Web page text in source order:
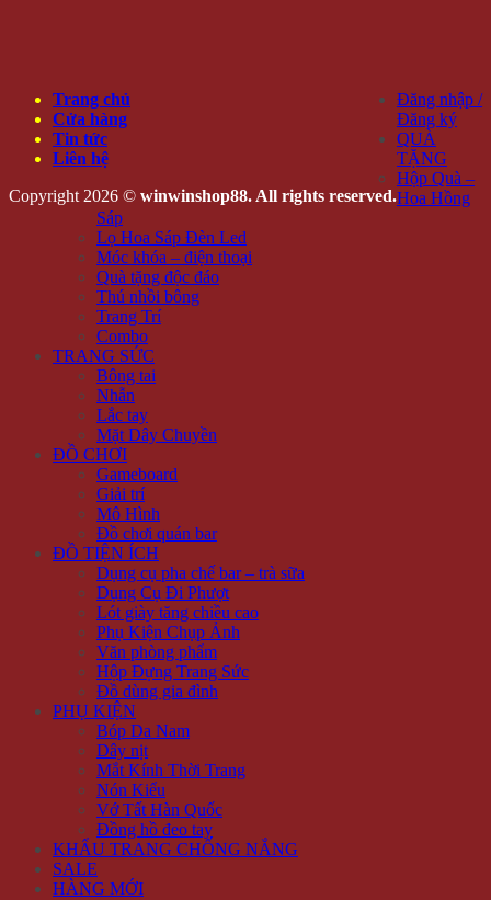
Trang chủ
Cửa hàng
Tin tức
Liên hệ
Copyright 2026 © winwinshop88. All rights reserved.
Đăng nhập /
Đăng ký
QUÀ
TẶNG
Hộp Quà –
Hoa Hồng
Sáp
Lọ Hoa Sáp Đèn Led
Móc khóa – điện thoại
Quà tặng độc đáo
Thú nhồi bông
Trang Trí
Combo
TRANG SỨC
Bông tai
Nhẫn
Lắc tay
Mặt Dây Chuyền
ĐỒ CHƠI
Gameboard
Giải trí
Mô Hình
Đồ chơi quán bar
ĐỒ TIỆN ÍCH
Dụng cụ pha chế bar – trà sữa
Dụng Cụ Đi Phượt
Lót giày tăng chiều cao
Phụ Kiện Chụp Ảnh
Văn phòng phẩm
Hộp Đựng Trang Sức
Đồ dùng gia đình
PHỤ KIỆN
Bóp Da Nam
Dây nịt
Mắt Kính Thời Trang
Nón Kiểu
Vớ Tất Hàn Quốc
Đồng hồ đeo tay
KHẨU TRANG CHỐNG NẮNG
SALE
HÀNG MỚI